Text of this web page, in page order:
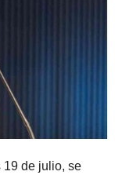
19 de julio, se